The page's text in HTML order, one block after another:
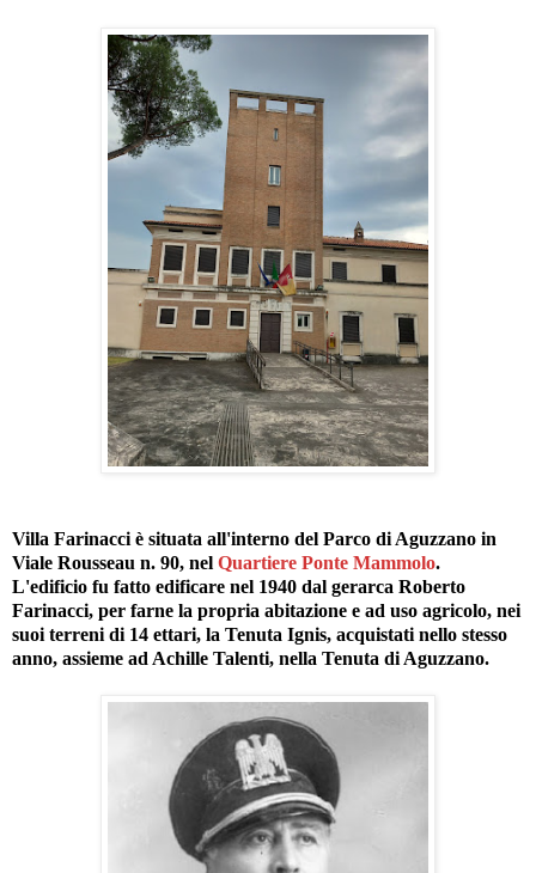
Villa Farinacci è situata all'interno del Parco di Aguzzano in
Viale Rousseau n. 90, nel Quartiere Ponte Mammolo.
L'edificio fu fatto edificare nel 1940 dal gerarca Roberto
Farinacci, per farne la propria abitazione e ad uso agricolo, nei
suoi terreni di 14 ettari, la Tenuta Ignis, acquistati nello stesso
anno, assieme ad Achille Talenti, nella Tenuta di Aguzzano.